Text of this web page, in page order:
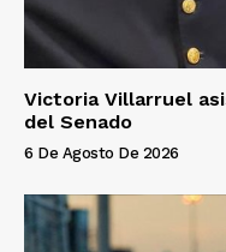
Victoria Villarruel
del Senado
6 De Agosto De 2026